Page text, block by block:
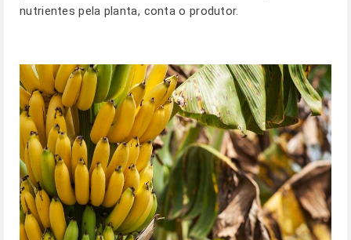
nutrientes pela planta, conta o produtor.